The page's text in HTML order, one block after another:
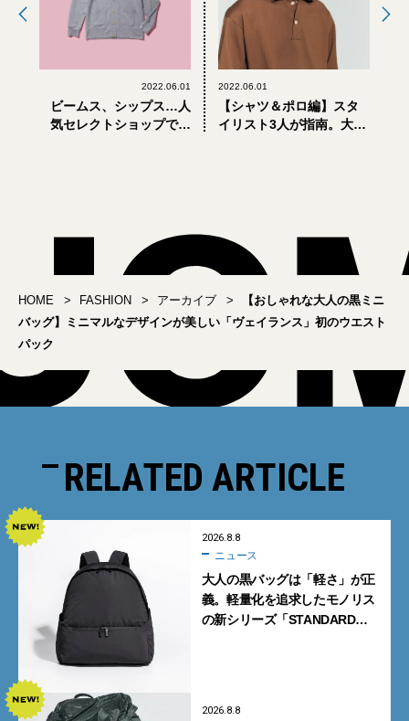
2022.06.01
ビームス、シップス…人
気セレクトショップで選
2022.06.01
【シャツ＆ポロ編】スタ
イリスト3人が指南。大人
HOME FASHION アーカイブ
【おしゃれな大人の黒ミニ
バッグ】ミニマルなデザインが美しい「ヴェイランス」初のウエスト
パック
RELATED ARTICLE
2026.8.8
ニュース
大人の黒バッグは「軽さ」が正
義。軽量化を追求したモノリス
の新シリーズ「STANDARD
2026.8.8